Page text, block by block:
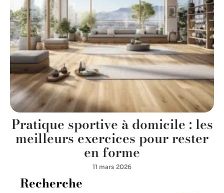
Pratique sportive à domicile : les
meilleurs exercices pour rester
en forme
11 mars 2026
Recherche